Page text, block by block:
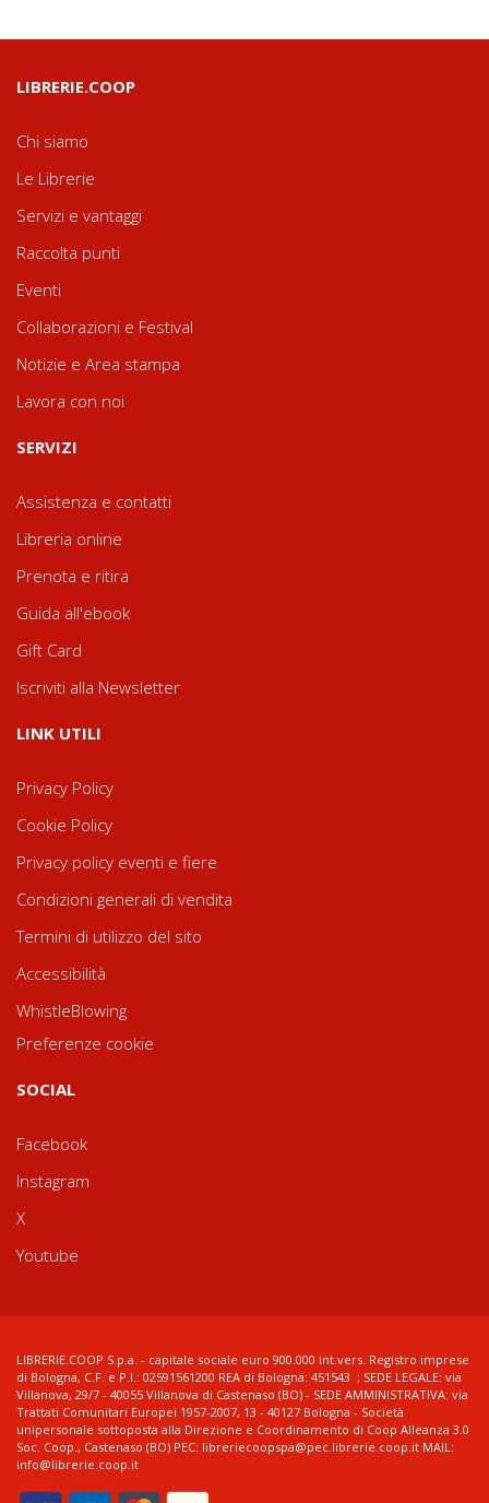
LIBRERIE.COOP
Chi siamo
Le Librerie
Servizi e vantaggi
Raccolta punti
Eventi
Collaborazioni e Festival
Notizie e Area stampa
Lavora con noi
SERVIZI
Assistenza e contatti
Libreria online
Prenota e ritira
Guida all'ebook
Gift Card
Iscriviti alla Newsletter
LINK UTILI
Privacy Policy
Cookie Policy
Privacy policy eventi e fiere
Condizioni generali di vendita
Termini di utilizzo del sito
Accessibilità
WhistleBlowing
Preferenze cookie
SOCIAL
Facebook
Instagram
X
Youtube
LIBRERIE.COOP S.p.a. - capitale sociale euro 900.000 int.vers. Registro imprese
di Bologna, C.F. e P.I.: 02591561200 REA di Bologna: 451543 ; SEDE LEGALE: via
Villanova, 29/7 - 40055 Villanova di Castenaso (BO) - SEDE AMMINISTRATIVA: via
Trattati Comunitari Europei 1957-2007, 13 - 40127 Bologna - Società
unipersonale sottoposta alla Direzione e Coordinamento di Coop Alleanza 3.0
Soc. Coop., Castenaso (BO) PEC: libreriecoopspa@pec.librerie.coop.it MAIL:
info@librerie.coop.it